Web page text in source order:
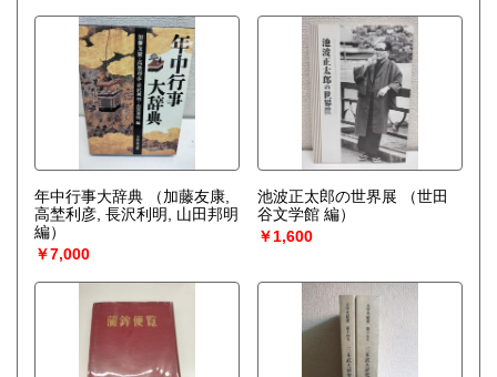
年中行事大辞典
（加藤友康,
高埜利彦, 長沢利明, 山田邦明
編）
￥7,000
池波正太郎の世界展
（世田
谷文学館 編）
￥1,600